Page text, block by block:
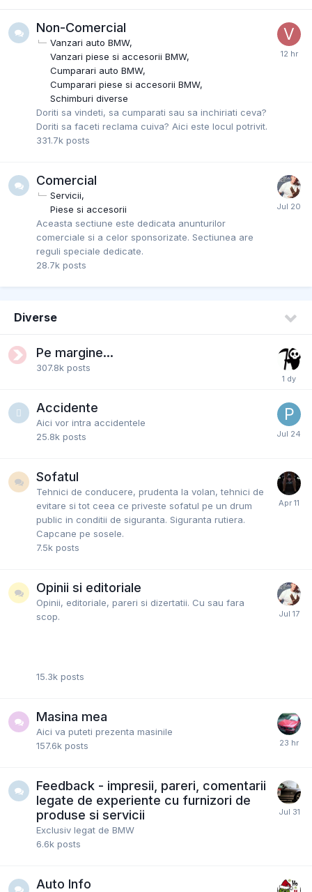
Non-Comercial
Vanzari auto BMW
Vanzari piese si accesorii BMW
Cumparari auto BMW
Cumparari piese si accesorii BMW
Schimburi diverse
Doriti sa vindeti, sa cumparati sau sa inchiriati ceva?
Doriti sa faceti reclama cuiva? Aici este locul potrivit.
331.7k posts
Comercial
Servicii
Piese si accesorii
Aceasta sectiune este dedicata anunturilor
comerciale si a celor sponsorizate. Sectiunea are
reguli speciale dedicate.
28.7k posts
Diverse
Pe margine...
307.8k posts
Accidente
Aici vor intra accidentele
25.8k posts
Sofatul
Tehnici de conducere, prudenta la volan, tehnici de
evitare si tot ceea ce priveste sofatul pe un drum
public in conditii de siguranta. Siguranta rutiera.
Capcane pe sosele.
7.5k posts
Opinii si editoriale
Opinii, editoriale, pareri si dizertatii. Cu sau fara
scop.
15.3k posts
Masina mea
Aici va puteti prezenta masinile
157.6k posts
Feedback - impresii, pareri, comentarii
legate de experiente cu furnizori de
produse si servicii
Exclusiv legat de BMW
6.6k posts
Auto Info